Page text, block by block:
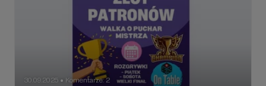
30.09.2025 ● Komentarze: 2